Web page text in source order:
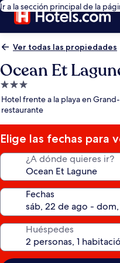
Ir a la sección principal de la
Ver todas las propiedades
Ocean Et
Propiedad
de
3.0
estrellas
Hotel frente a la playa en
restaurante
Elige las fechas para
¿A dónde quieres ir?
Fechas
Huéspedes